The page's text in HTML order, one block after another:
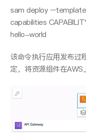
sam deploy
capabilities
hello-world
该命令执⾏应⽤发布过
定，将资源组件在AWS